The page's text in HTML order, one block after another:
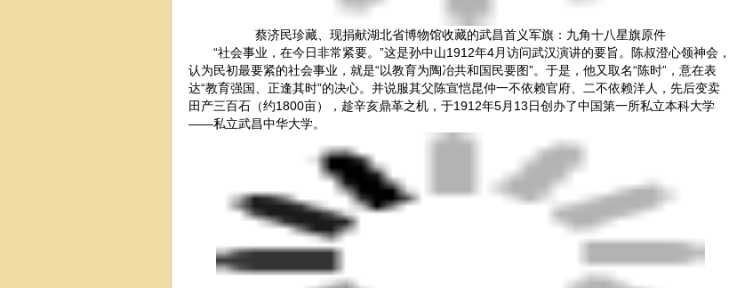
蔡济民珍藏、现捐献湖北省博物馆收藏的武昌首义军旗：九角十八星旗原件
“社会事业，在今日非常紧要。”这是孙中山1912年4月访问武汉演讲的要旨。陈叔澄心领神会，
认为民初最要紧的社会事业，就是“以教育为陶冶共和国民要图”。于是，他又取名“陈时”，意在表
达“教育强国、正逢其时”的决心。并说服其父陈宣恺昆仲一不依赖官府、二不依赖洋人，先后变卖
田产三百石（约1800亩），趁辛亥鼎革之机，于1912年5月13日创办了中国第一所私立本科大学
——私立武昌中华大学。